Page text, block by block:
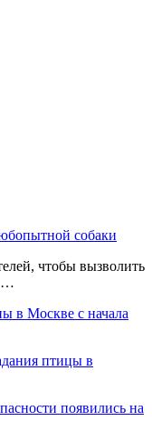
собаки
чтобы вызволить
в Москве с начала
птицы в
появились на